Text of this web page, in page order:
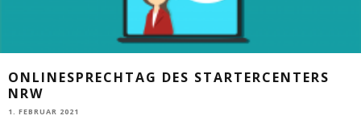
ONLINESPRECHTAG DES STARTERCENTERS
NRW
1. FEBRUAR 2021